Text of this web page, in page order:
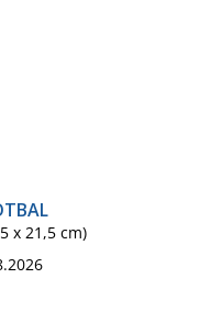
x 21,5 cm)